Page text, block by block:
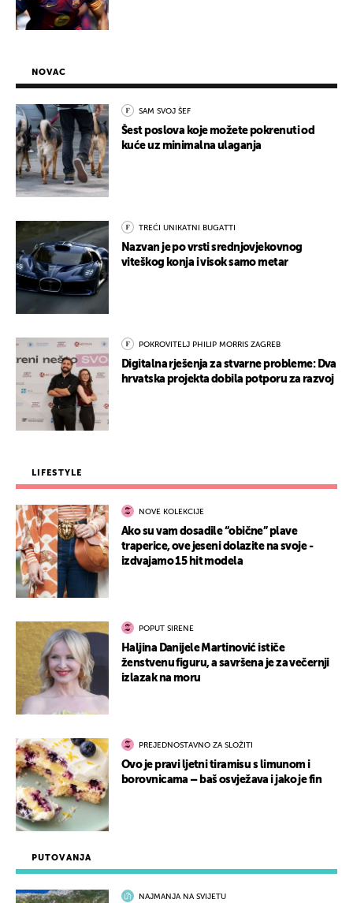
PUTOVANJA
NAJMANJA NA SVIJETU
NOVAC
SAM SVOJ ŠEF
Šest poslova koje možete pokrenuti od
kuće uz minimalna ulaganja
TREĆI UNIKATNI BUGATTI
Nazvan je po vrsti srednjovjekovnog
viteškog konja i visok samo metar
POKROVITELJ PHILIP MORRIS ZAGREB
Digitalna rješenja za stvarne probleme: Dva
hrvatska projekta dobila potporu za razvoj
LIFESTYLE
NOVE KOLEKCIJE
Ako su vam dosadile “obične” plave
traperice, ove jeseni dolazite na svoje -
izdvajamo 15 hit modela
POPUT SIRENE
Haljina Danijele Martinović ističe
ženstvenu figuru, a savršena je za večernji
izlazak na moru
PREJEDNOSTAVNO ZA SLOŽITI
Ovo je pravi ljetni tiramisu s limunom i
borovnicama – baš osvježava i jako je fin